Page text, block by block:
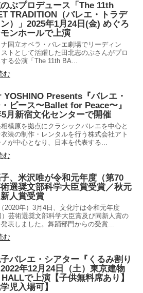
ぶプロデュース「The 11th
TRADITION（バレエ・トラデ
）」2025年1月24日(金) めぐろ
ンホールで上演
国立オペラ・バレエ劇場でリーディン
トとして活躍した田北志のぶさんがプロ
る公演「The 11th BA...
む
Presents『バレエ・
ピース〜Ballet for Peace〜』
5月新宿文化センターで開催
模原を拠点にクラシックバレエを中心と
衣装の制作・レンタルを行う株式会社アト
ノが中心となり、日本を代表する...
む
、米沢唯が令和元年度（第70
選奨文部科学大臣賞受賞／秋元
人賞受賞
2020年）3月4日、文化庁は令和元年度
）芸術選奨文部科学大臣賞及び同新人賞の
表しました。舞踊部門からの受賞...
む
バレエ・シアター『くるみ割り
年12月24日（土）東京建物
で上演【子供無料席あり】
学児入場可】